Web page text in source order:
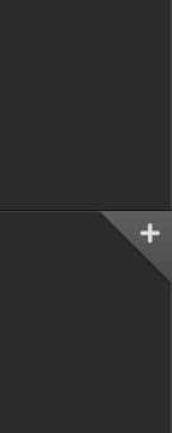
забуде
вона звикла